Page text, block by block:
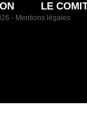
LE
- Mentions légales